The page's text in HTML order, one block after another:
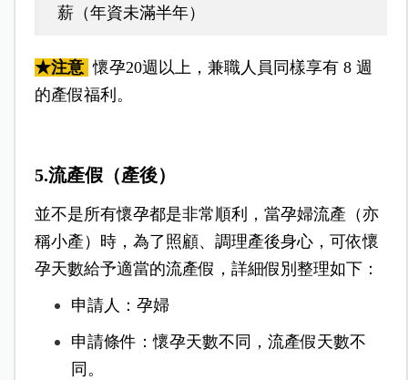
薪（年資未滿半年）
★注意 懷孕20週以上，兼職人員同樣享有 8 週
的產假福利。
5.流產假（產後）
並不是所有懷孕都是非常順利，當孕婦流產（亦
稱小產）時，為了照顧、調理產後身心，可依懷
孕天數給予適當的流產假，詳細假別整理如下：
申請人：孕婦
申請條件：懷孕天數不同，流產假天數不
同。